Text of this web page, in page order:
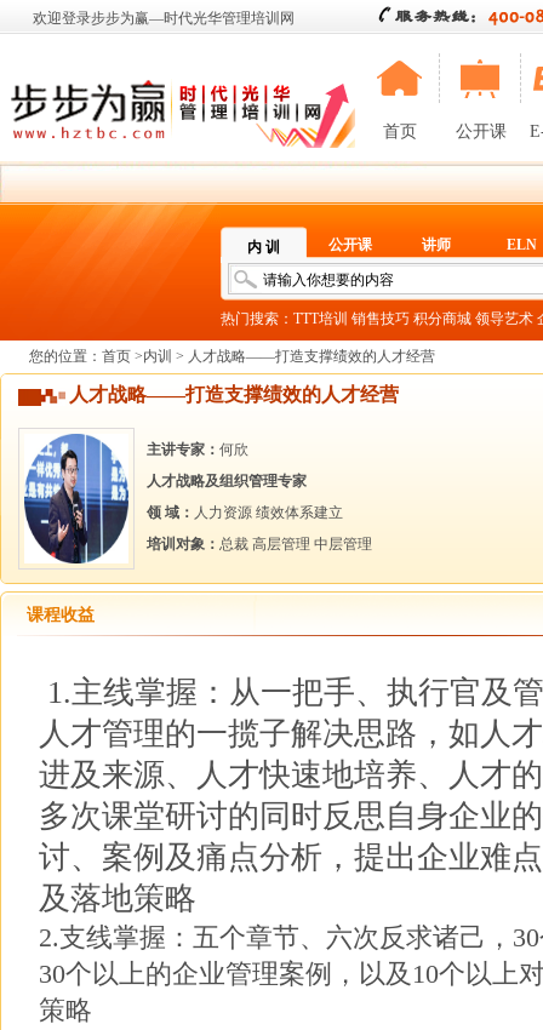
欢迎登录步步为赢—时代光华管理培训网
首页 公开课
内 训 公开课 讲师 ELN
热门搜索： TTT培训 销售技巧 积分商城 领导艺术
您的位置： 首页 >内训 > 人才战略——打造支撑绩效的人才经营
人才战略——打造支撑绩效的人才经营
主讲专家： 何欣
人才战略及组织管理专家
领 域： 人力资源 绩效体系建立
培训对象： 总裁 高层管理 中层管理
课程收益
1.主线掌握：从一把手、执行官及
人才管理的一揽子解决思路，如人
进及来源、人才快速地培养、人才
多次课堂研讨的同时反思自身企业
讨、案例及痛点分析，提出企业难
及落地策略
2.支线掌握：五个章节、六次反求诸己，
30个以上的企业管理案例，以及10个以上
策略